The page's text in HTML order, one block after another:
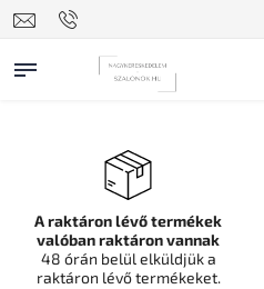
A raktáron lévő termékek
valóban raktáron vannak
48 órán belül elküldjük a
raktáron lévő termékeket.